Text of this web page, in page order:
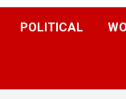
POLITICAL